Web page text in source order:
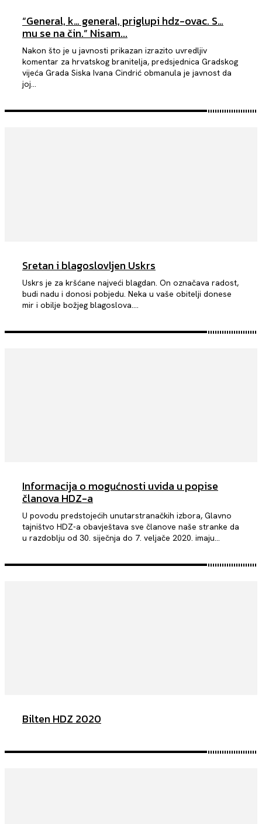
“General, k… general, priglupi hdz-ovac. S…
mu se na čin.” Nisam...
Nakon što je u javnosti prikazan izrazito uvredljiv
komentar za hrvatskog branitelja, predsjednica Gradskog
vijeća Grada Siska Ivana Cindrić obmanula je javnost da
joj...
Sretan i blagoslovljen Uskrs
Uskrs je za kršćane najveći blagdan. On označava radost,
budi nadu i donosi pobjedu. Neka u vaše obitelji donese
mir i obilje božjeg blagoslova....
Informacija o mogućnosti uvida u popise
članova HDZ-a
U povodu predstojećih unutarstranačkih izbora, Glavno
tajništvo HDZ-a obavještava sve članove naše stranke da
u razdoblju od 30. siječnja do 7. veljače 2020. imaju...
Bilten HDZ 2020